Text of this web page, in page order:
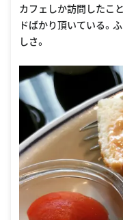
カフェしか訪問したこ
ドばかり頂いている。
しさ。